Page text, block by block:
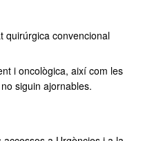
quirúrgica convencional
i oncològica, així com les
siguin ajornables.